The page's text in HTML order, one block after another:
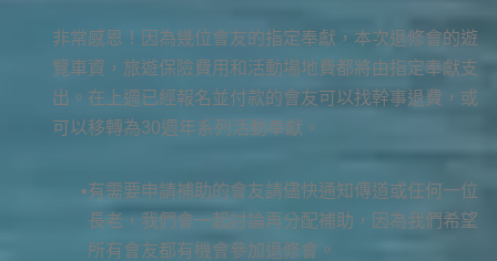
非常感恩！因為幾位會友的指定奉獻，本次退修會的遊
覽車資，旅遊保險費用和活動場地費都將由指定奉獻支
出。在上週已經報名並付款的會友可以找幹事退費，或
可以移轉為30週年系列活動奉獻。
有需要申請補助的會友請儘快通知傳道或任何一位
長老，我們會一起討論再分配補助，因為我們希望
所有會友都有機會參加退修會。